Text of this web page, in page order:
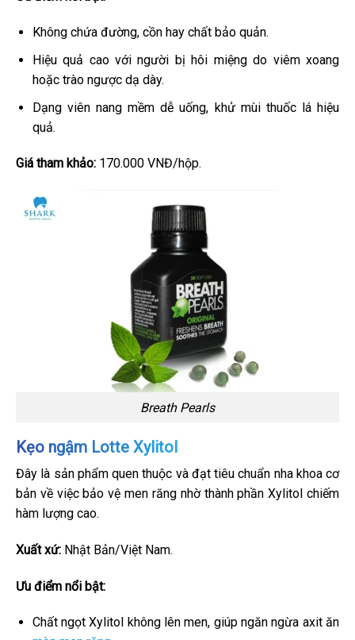
Không chứa đường, cồn hay chất bảo quản.
Hiệu quả cao với người bị hôi miệng do viêm xoang
hoặc trào ngược dạ dày.
Dạng viên nang mềm dễ uống, khử mùi thuốc lá hiệu
quả.
Giá tham khảo: 170.000 VNĐ/hộp.
Breath Pearls
Kẹo ngậm Lotte Xylitol
Đây là sản phẩm quen thuộc và đạt tiêu chuẩn nha khoa cơ
bản về việc bảo vệ men răng nhờ thành phần Xylitol chiếm
hàm lượng cao.
Xuất xứ: Nhật Bản/Việt Nam.
Ưu điểm nổi bật:
Chất ngọt Xylitol không lên men, giúp ngăn ngừa axit ăn